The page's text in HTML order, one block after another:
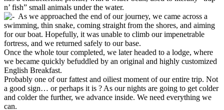
n’ fish” small animals under the water.
As we approached the end of our journey, we came across a
swimming, thin snake, coming straight from the shores, and aiming
for our boat. Hopefully, it was unable to climb our impenetrable
fortress, and we returned safely to our base.
Once the whole tour completed, we later headed to a lodge, where
we became quickly befuddled by an original and highly customized
English Breakfast.
Probably one of our fattest and oiliest moment of our entire trip. Not
a good sign… or perhaps it is ? As our nights are going to get colder
and colder the further, we advance inside. We need everything we
can.